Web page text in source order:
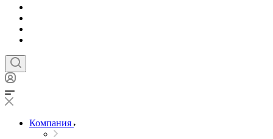
Компания